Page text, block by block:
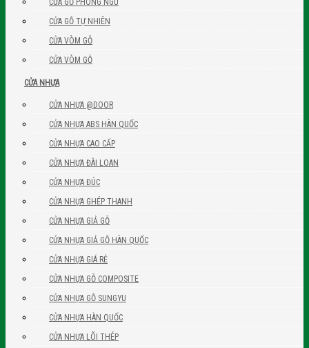
CỬA GỖ TỰ NHIÊN
CỬA VÒM GỖ
CỬA VÒM GỖ
CỬA NHỰA
CỬA NHỰA @DOOR
CỬA NHỰA ABS HÀN QUỐC
CỬA NHỰA CAO CẤP
CỬA NHỰA ĐÀI LOAN
CỬA NHỰA ĐÚC
CỬA NHỰA GHÉP THANH
CỬA NHỰA GIẢ GỖ
CỬA NHỰA GIẢ GỖ HÀN QUỐC
CỬA NHỰA GIÁ RẺ
CỬA NHỰA GỖ COMPOSITE
CỬA NHỰA GỖ SUNGYU
CỬA NHỰA HÀN QUỐC
CỬA NHỰA LÕI THÉP